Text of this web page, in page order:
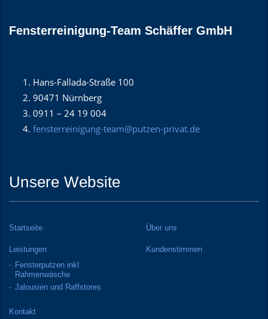
Fensterreinigung-Team Schäffer GmbH
Hans-Fallada-Straße 100
90471 Nürnberg
0911 – 24 19 004
fensterreinigung-team@putzen-privat.de
Unsere Website
Startseite Über uns
Leistungen
Fensterputzen inkl.
Rahmenwäsche
Jalousien und Raffstores
Kundenstimmen
Kontakt